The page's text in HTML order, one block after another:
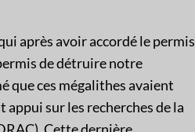
après avoir accordé le permis
de détruire notre
ces mégalithes avaient
appui sur les recherches de la